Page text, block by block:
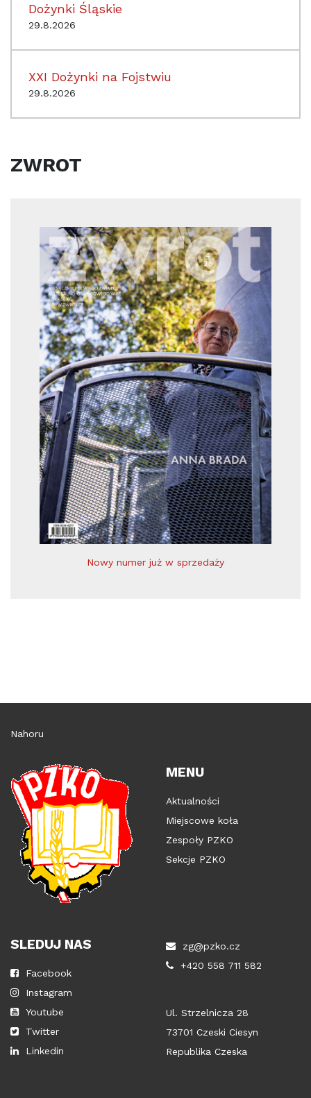
Dożynki Śląskie
29.8.2026
XXI Dożynki na Fojstwiu
29.8.2026
ZWROT
Nowy numer już w sprzedaży
Nahoru
MENU
Aktualności
Miejscowe koła
Zespoły PZKO
Sekcje PZKO
SLEDUJ NAS
Facebook
Instagram
Youtube
Twitter
Linkedin
zg@pzko.cz
+420 558 711 582
Ul. Strzelnicza 28
73701 Czeski Ciesyn
Republika Czeska